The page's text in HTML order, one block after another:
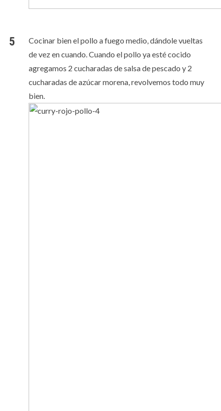
Cocinar bien el pollo a fuego medio, dándole vueltas
de vez en cuando. Cuando el pollo ya esté cocido
agregamos 2 cucharadas de salsa de pescado y 2
cucharadas de azúcar morena, revolvemos todo muy
bien.